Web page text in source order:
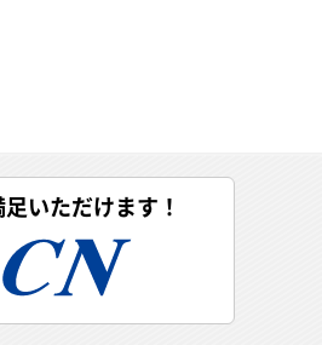
いただけます！